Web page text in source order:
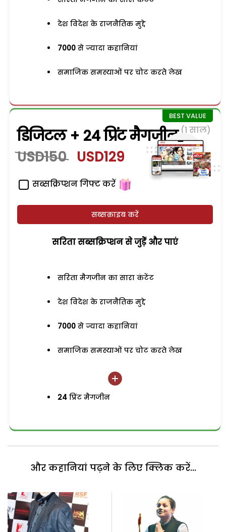
देश विदेश के राजनैतिक मुद्दे
7000 से ज्यादा कहानियां
समाजिक समस्याओं पर चोट करते लेख
डिजिटल + 24 प्रिंट मैगजीन (1 साल)
USD150 USD129
सब्सक्रिप्शन गिफ्ट करें
सब्सक्राइब करें
सरिता सब्सक्रिप्शन से जुड़ेें और पाएं
सरिता मैगजीन का सारा कंटेंट
देश विदेश के राजनैतिक मुद्दे
7000 से ज्यादा कहानियां
समाजिक समस्याओं पर चोट करते लेख
24 प्रिंट मैगजीन
और कहानियां पढ़ने के लिए क्लिक करें...